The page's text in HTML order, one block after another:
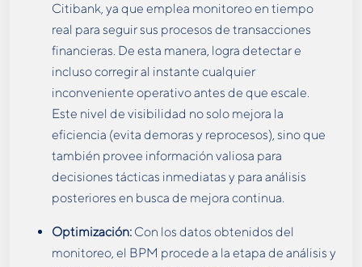
Citibank, ya que emplea monitoreo en tiempo
real para seguir sus procesos de transacciones
financieras. De esta manera, logra detectar e
incluso corregir al instante cualquier
inconveniente operativo antes de que escale​.
Este nivel de visibilidad no solo mejora la
eficiencia (evita demoras y reprocesos), sino que
también provee información valiosa para
decisiones tácticas inmediatas y para análisis
posteriores en busca de mejora continua.
Optimización: Con los datos obtenidos del
monitoreo, el BPM procede a la etapa de análisis y